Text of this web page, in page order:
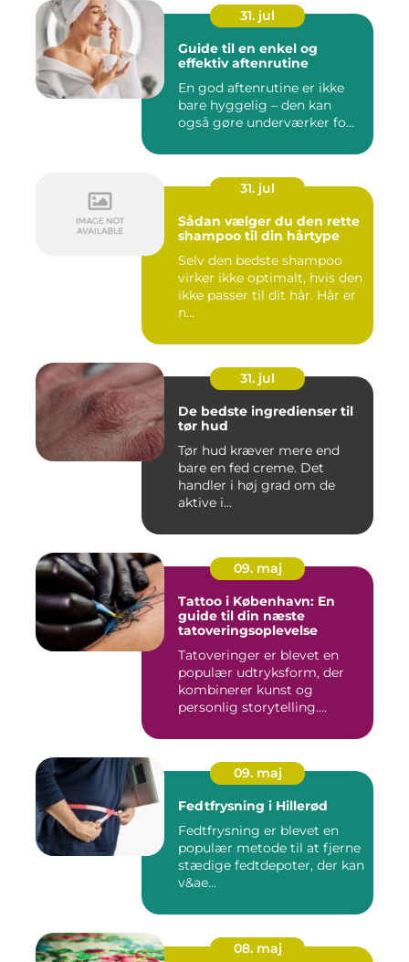
31. jul
Guide til en enkel og
effektiv aftenrutine
En god aftenrutine er ikke
bare hyggelig – den kan
også gøre underværker fo...
31. jul
Sådan vælger du den rette
shampoo til din hårtype
Selv den bedste shampoo
virker ikke optimalt, hvis den
ikke passer til dit hår. Hår er
n...
31. jul
De bedste ingredienser til
tør hud
Tør hud kræver mere end
bare en fed creme. Det
handler i høj grad om de
aktive i...
09. maj
Tattoo i København: En
guide til din næste
tatoveringsoplevelse
Tatoveringer er blevet en
populær udtryksform, der
kombinerer kunst og
personlig storytelling....
09. maj
Fedtfrysning i Hillerød
Fedtfrysning er blevet en
populær metode til at fjerne
stædige fedtdepoter, der kan
v&ae...
08. maj